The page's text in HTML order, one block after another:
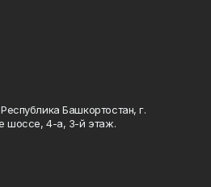
Башкортостан, г.
шоссе, 4-а, 3-й этаж.